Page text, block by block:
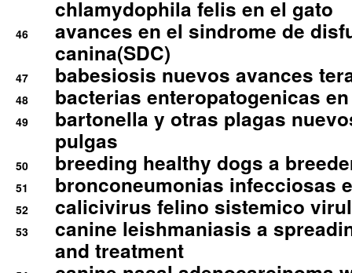
chlamydophila felis en el gato
46
avances en el sindrome de
canina(SDC)
47 babesiosis nuevos avances
48 bacterias enteropatogenicas
49
bartonella y otras plagas
pulgas
50 breeding healthy dogs a
51 bronconeumonias infecciosas
52 calicivirus felino sistemico
53
canine leishmaniasis a
and treatment